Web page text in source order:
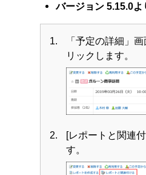
バージョン 5.15.0
「予定の詳細」
リックします。
[レポートと関連
す。